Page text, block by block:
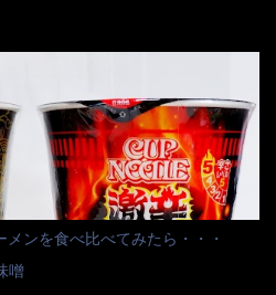
ものです。 でも流石にファミレ
念だ～ 今回はすかいらーくグルー
して提供しているか？を見るだけ
リーバジルなのです。 肉は通常チ
肉は挽肉みたいなミンチではな
それに現地バンコクでは、卵は固
熟の目玉焼きで、これは日本風
をリリースするの？ 確かに販売価
円位で、ごつ盛り天ぷらそばは98円
いか！？ そこで何が違うか・・・
た。 ■原材料 比較（相手に含まれ
ぬき 油揚げめん(小麦粉(国内製
たん白、食塩、とろろ芋、卵白)、
ぼこ )、添付調味料(砂糖、食塩、し
水分解物、香辛料、ねぎ、香味油
ンを食べ比べてみたら・・・
噌